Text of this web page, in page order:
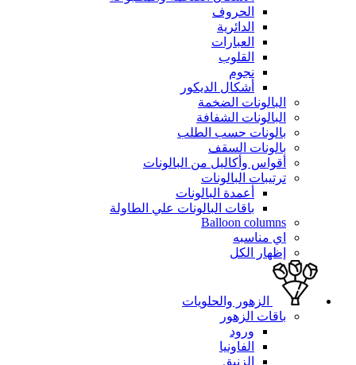
الحروف
الدائرية
العبارات
القلوب
نجوم
أشكال الديكور
البالونات الضخمة
البالونات الشفافة
بالونات حسب الطلب
بالونات السقف
أقواس وأكاليل من البالونات
ترتيبات البالونات
أعمدة البالونات
باقات البالونات علي الطاولة
Balloon columns
اي مناسبه
إظهار الكل
الزهور والحلويات
باقات الزهور
ورود
الفاونيا
الزنبق